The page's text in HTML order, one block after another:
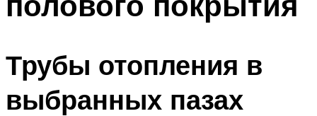
Трубы отопления в
выбранных пазах